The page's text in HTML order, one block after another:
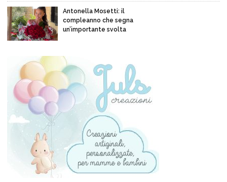
Antonella Mosetti: il
compleanno che segna
un’importante svolta